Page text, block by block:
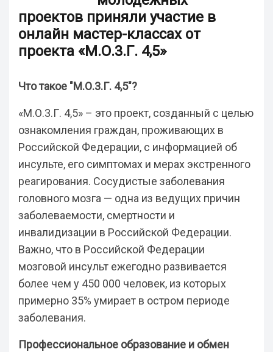
проектов приняли участие в
онлайн мастер-классах от
проекта «М.О.3.Г. 4,5»
Что такое "М.О.3.Г. 4,5"?
«М.О.3.Г. 4,5» – это проект, созданный с целью
ознакомления граждан, проживающих в
Российской Федерации, с информацией об
инсульте, его симптомах и мерах экстренного
реагирования. Сосудистые заболевания
головного мозга — одна из ведущих причин
заболеваемости, смертности и
инвалидизации в Российской Федерации.
Важно, что в Российской Федерации
мозговой инсульт ежегодно развивается
более чем у 450 000 человек, из которых
примерно 35% умирает в остром периоде
заболевания.
Профессиональное образование и обмен